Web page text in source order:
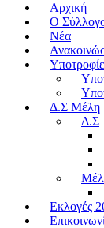
Αρχική
O
Νέα
Δ.Σ Μέλη
Δ.Σ
Εκλογές